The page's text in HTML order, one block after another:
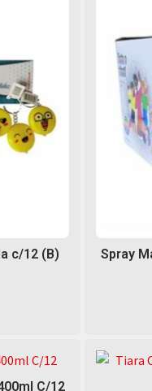
c/12 (B) Spray
C/12